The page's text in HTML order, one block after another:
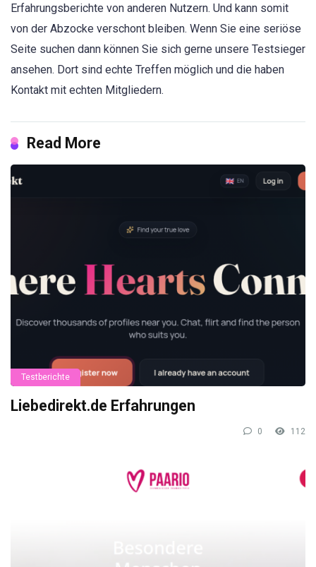
Erfahrungsberichte von anderen Nutzern. Und kann somit
von der Abzocke verschont bleiben. Wenn Sie eine seriöse
Seite suchen dann können Sie sich gerne unsere Testsieger
ansehen. Dort sind echte Treffen möglich und die haben
Kontakt mit echten Mitgliedern.
Read More
Testberichte
Liebedirekt.de Erfahrungen
0 112